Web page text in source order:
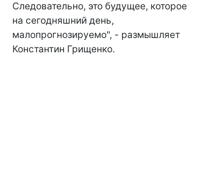
Следовательно, это будущее, которое
на сегодняшний день,
малопрогнозируемо", - размышляет
Константин Грищенко.